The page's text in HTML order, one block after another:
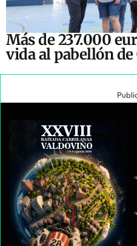
Más de 237.000
vida al pabellón